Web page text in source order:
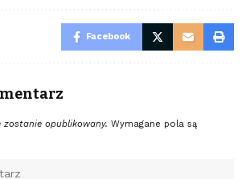
Facebook
zostanie opublikowany. Wymagane pola są